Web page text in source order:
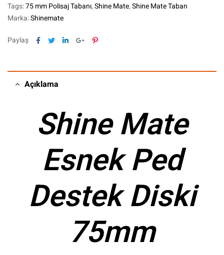
Tags:75 mm Polisaj Tabanı,Shine Mate,Shine Mate Taban
Marka:Shinemate
Paylaş Facebook
TwitterLinkedinGoogle+Pinterest
Açıklama
Shine Mate
Esnek Ped
Destek Diski
75mm